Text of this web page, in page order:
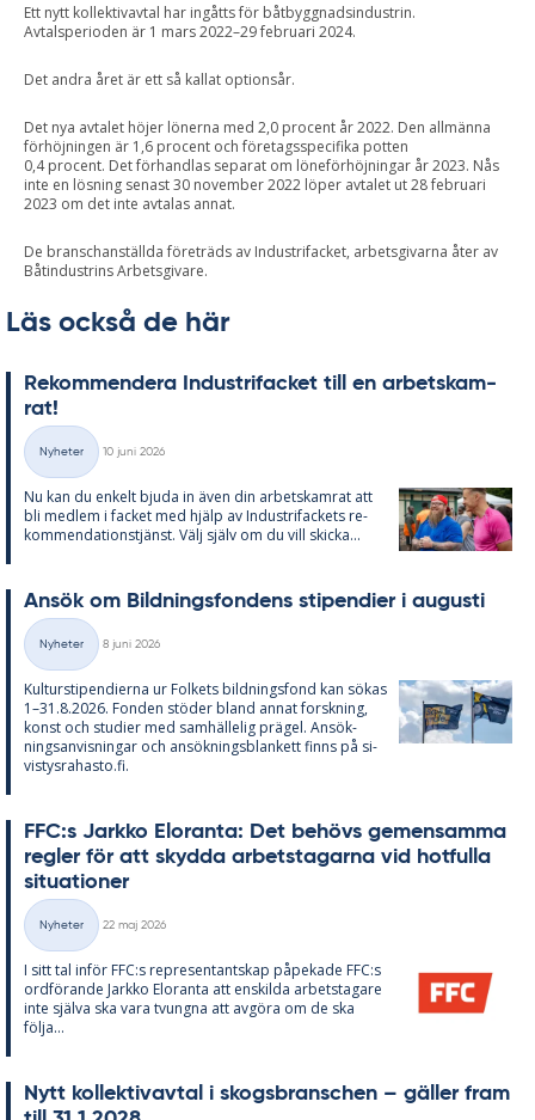
Ett nytt kollektivavtal har ingåtts för båtbyggnadsindustrin.
Avtalsperioden är 1 mars 2022–29 februari 2024.
Det andra året är ett så kallat optionsår.
Det nya avtalet höjer lönerna med 2,0 procent år 2022. Den allmänna
förhöjningen är 1,6 procent och företagsspecifika potten
0,4 procent. Det förhandlas separat om löneförhöjningar år 2023. Nås
inte en lösning senast 30 november 2022 löper avtalet ut 28 februari
2023 om det inte avtalas annat.
De branschanställda företräds av Industrifacket, arbetsgivarna åter av
Båtindustrins Arbetsgivare.
Läs också de här
Re­kom­men­de­ra In­du­stri­fac­ket till en ar­bets­kam­
rat!
Kategorier
Nyheter
10 juni 2026
Nu kan du en­kelt bju­da in även din ar­bets­kam­rat att
bli med­lem i fac­ket med hjälp av In­du­stri­fac­kets re­
kom­men­da­tions­tjänst. Välj själv om du vill skic­ka...
An­sök om Bild­nings­fon­dens sti­pen­di­er i au­gusti
Kategorier
Nyheter
8 juni 2026
Kul­tursti­pen­di­er­na ur Fol­kets bild­nings­fond kan sö­kas
1–31.8.2026. Fon­den stö­der bland an­nat forsk­ning,
konst och stu­di­er med sam­häl­le­lig prä­gel. An­sök­
nings­an­vis­ning­ar och an­sök­nings­blan­kett fin­ns på si­
vis­tys­ra­has­to.fi.
FFC:s Jark­ko Elo­ran­ta: Det be­hö­vs ge­men­sam­ma
reg­ler för att skyd­da ar­bets­ta­gar­na vid hot­ful­la
si­tu­a­tio­ner
Kategorier
Nyheter
22 maj 2026
I sitt tal in­för FFC:s re­pre­sen­tant­skap på­pe­ka­de FFC:s
ord­fö­ran­de Jark­ko Elo­ran­ta att en­skil­da ar­bets­ta­ga­re
inte själva ska vara tvung­na att av­gö­ra om de ska
följa...
Nytt kol­lek­tivav­tal i skogs­branschen – gäl­ler fram